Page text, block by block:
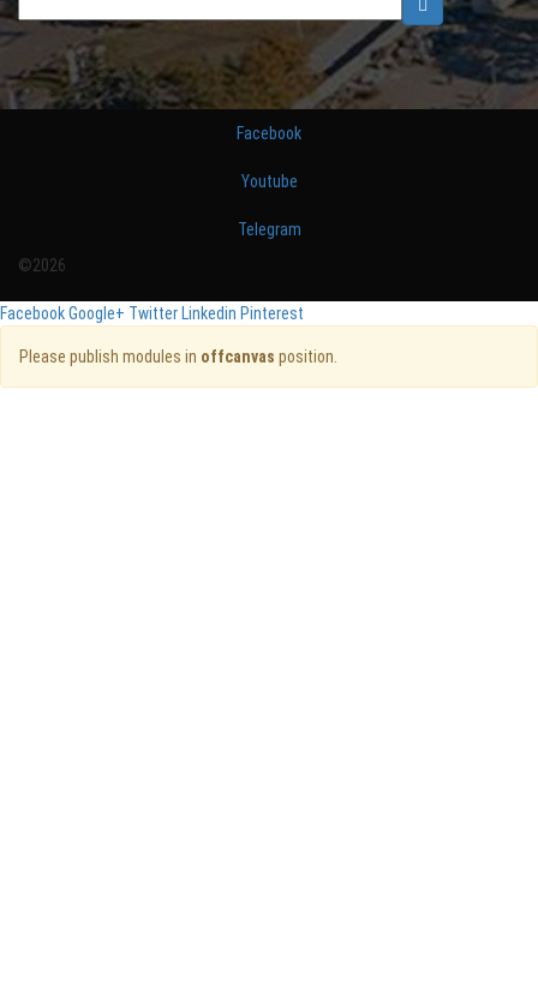
Facebook
Youtube
Telegram
©2026
FacebookGoogle+ Twitter Linkedin Pinterest
Please publish modules in offcanvas position.